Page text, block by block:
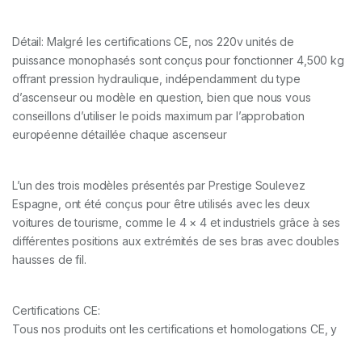
Détail: Malgré les certifications CE, nos 220v unités de
puissance monophasés sont conçus pour fonctionner 4,500 kg
offrant pression hydraulique, indépendamment du type
d’ascenseur ou modèle en question, bien que nous vous
conseillons d’utiliser le poids maximum par l’approbation
européenne détaillée chaque ascenseur
L’un des trois modèles présentés par Prestige Soulevez
Espagne, ont été conçus pour être utilisés avec les deux
voitures de tourisme, comme le 4 × 4 et industriels grâce à ses
différentes positions aux extrémités de ses bras avec doubles
hausses de fil.
Certifications CE:
Tous nos produits ont les certifications et homologations CE, y